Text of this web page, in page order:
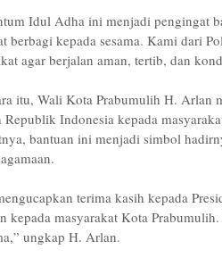
Idul Adha ini menjadi pengingat
berbagi kepada sesama. Kami dari
agar berjalan aman, tertib, dan
itu, Wali Kota Prabumulih H. Arlan
Republik Indonesia kepada
bantuan ini menjadi simbol
terima kasih kepada
kepada masyarakat Kota
ungkap H. Arlan.